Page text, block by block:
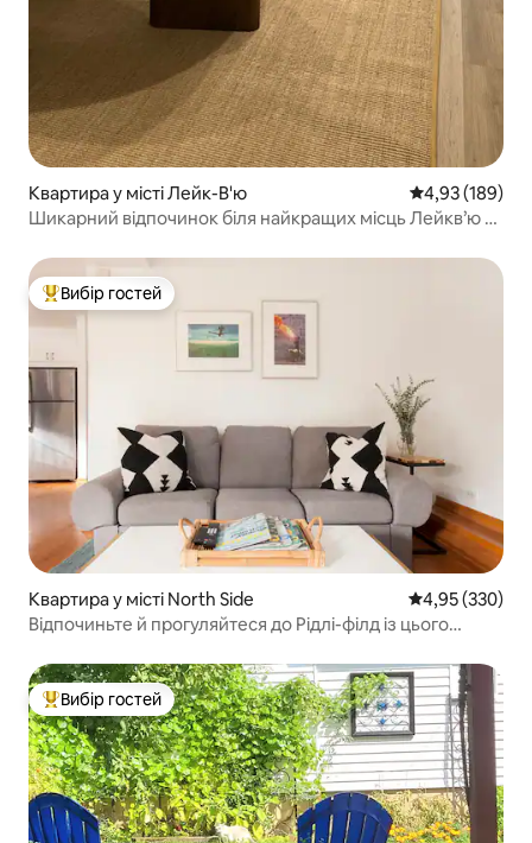
Квартира у місті Лейк-В'ю Середня
4,93 (189)
Шикарний відпочинок біля найкращих місць Лейкв’ю та
Топ вибір гостей
Вибір гостей
Квартира у місті North Side Середня
4,95 (330)
Відпочиньте й прогуляйтеся до Рідлі-філд із цього
Топ вибір гостей
Вибір гостей